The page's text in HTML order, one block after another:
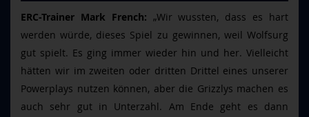
ERC-Trainer Mark French: „Wir wussten, dass es hart
werden würde, dieses Spiel zu gewinnen, weil Wolfsurg
gut spielt. Es ging immer wieder hin und her. Vielleicht
hätten wir im zweiten oder dritten Drittel eines unserer
Powerplays nutzen können, aber die Grizzlys machen es
auch sehr gut in Unterzahl. Am Ende geht es dann